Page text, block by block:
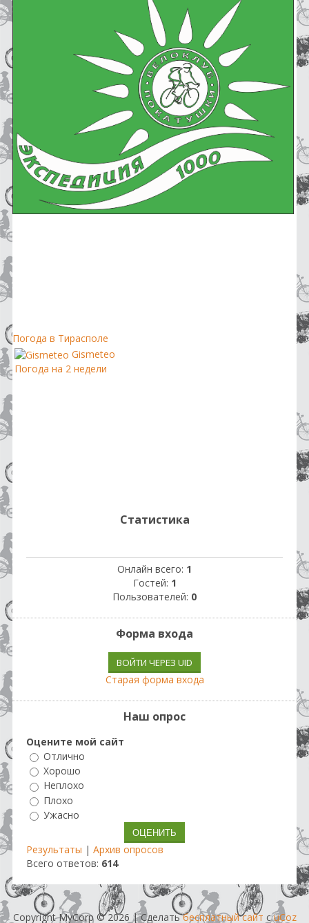
Погода в Тирасполе
Gismeteo
Погода на 2 недели
Статистика
Онлайн всего: 1
Гостей: 1
Пользователей: 0
Форма входа
ВОЙТИ ЧЕРЕЗ UID
Старая форма входа
Наш опрос
Оцените мой сайт
Отлично
Хорошо
Неплохо
Плохо
Ужасно
Результаты | Архив опросов
Всего ответов: 614
Copyright MyCorp © 2026 |Сделатьбесплатный сайт сuCoz